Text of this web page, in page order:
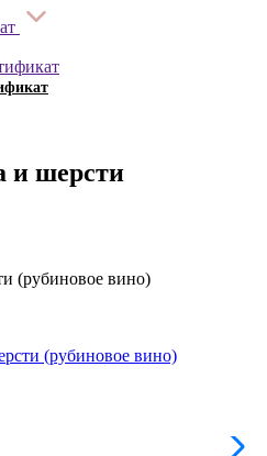
и шерсти
(рубиновое вино)
(рубиновое вино)